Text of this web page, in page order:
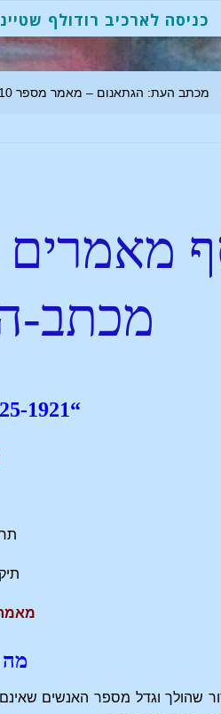
כניסה לארכיב רודולף
מכתב העת: הגתאנום – מאמר מספר 10 – מה עלינו לראות היום
מאמרים
מכתב-
“Das Goetheanum” 1925-1921
מאמר
מה
שהולך וגדל מספר האנשים